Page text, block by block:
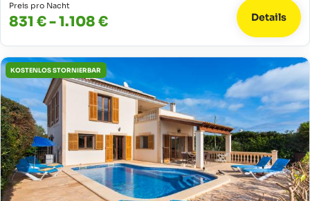
Preis pro Nacht
831 € - 1.108 € Details
KOSTENLOS STORNIERBAR